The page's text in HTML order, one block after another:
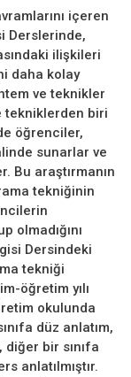
içeren
Derslerinde,
ilişkileri
daha kolay
ve teknikler
tekniklerden biri
öğrenciler,
sunarlar ve
Bu araştırmanın
tekniğinin
olmadığını
Dersindeki
tekniği
öğretim yılı
okulunda
düz anlatım,
bir sınıfa
anlatılmıştır.